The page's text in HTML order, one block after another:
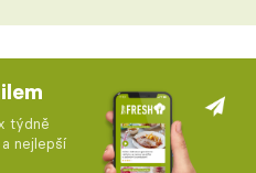
týdně
nejlepší